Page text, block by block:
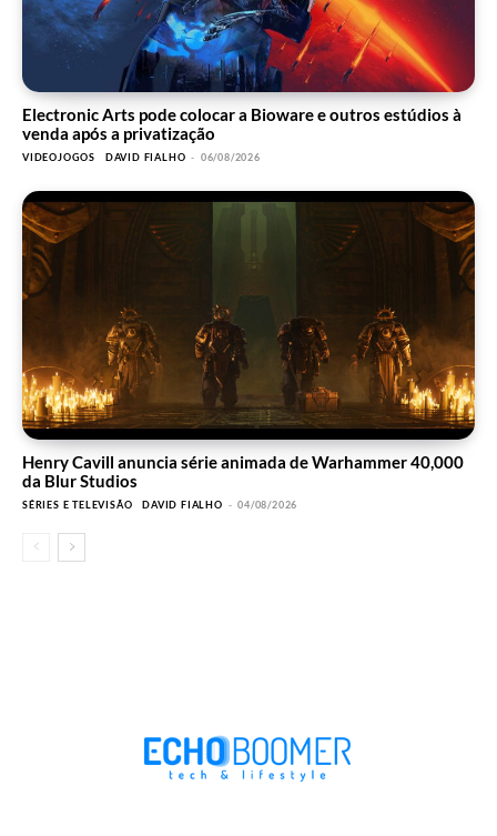
Electronic Arts pode colocar a Bioware e outros estúdios à
venda após a privatização
VIDEOJOGOS DAVID FIALHO - 06/08/2026
Henry Cavill anuncia série animada de Warhammer 40,000
da Blur Studios
SÉRIES E TELEVISÃO DAVID FIALHO - 04/08/2026